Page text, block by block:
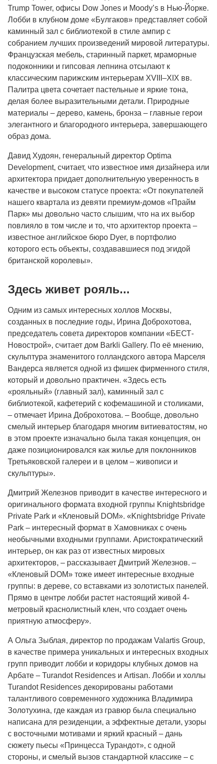
Trump Tower, офисы Dow Jones и Moody’s в Нью-Йорке.
Лобби в клубном доме «Булгаков» представляет собой
каминный зал с библиотекой в стиле ампир с
собранием лучших произведений мировой литературы.
Французская мебель, старинный паркет, мраморные
подоконники и гипсовая лепнина отсылают к
классическим парижским интерьерам XVIII–XIX вв.
Палитра цвета сочетает пастельные и яркие тона,
делая более выразительными детали. Природные
материалы – дерево, камень, бронза – главные герои
элегантного и благородного интерьера, завершающего
образ дома.
Давид Худоян, генеральный директор Optima
Development, считает, что известное имя дизайнера или
архитектора придает дополнительную уверенность в
качестве и высоком статусе проекта: «От покупателей
нашего квартала из девяти премиум-домов «Прайм
Парк» мы довольно часто слышим, что на их выбор
повлияло в том числе и то, что архитектор проекта –
известное английское бюро Dyer, в портфолио
которого есть объекты, создававшиеся под эгидой
британской королевы».
Здесь живет рояль...
Одним из самых интересных холлов Москвы,
созданных в последние годы, Ирина Доброхотова,
председатель совета директоров компании «БЕСТ-
Новострой», считает дом Barkli Gallery. По её мнению,
скульптура знаменитого голландского автора Марселя
Вандерса является одной из фишек фирменного стиля,
который и довольно практичен. «Здесь есть
«рояльный» (главный зал), каминный зал с
библиотекой, кафетерий с кофемашиной и столиками,
– отмечает Ирина Доброхотова. – Вообще, довольно
смелый интерьер благодаря многим витиеватостям, но
в этом проекте изначально была такая концепция, он
даже позиционировался как жилье для поклонников
Третьяковской галереи и в целом – живописи и
скульптуры».
Дмитрий Железнов приводит в качестве интересного и
оригинального формата входной группы Knightsbridge
Private Park и «Кленовый DOM». «Knightsbridge Private
Park – интересный формат в Хамовниках с очень
необычными входными группами. Аристократический
интерьер, он как раз от известных мировых
архитекторов, – рассказывает Дмитрий Железнов. –
«Кленовый DOM» тоже имеет интересные входные
группы: в дереве, со вставками из золотистых панелей.
Прямо в центре лобби растет настоящий живой 4-
метровый краснолистный клен, что создает очень
приятную атмосферу».
А Ольга Зыблая, директор по продажам Valartis Group,
в качестве примера уникальных и интересных входных
групп приводит лобби и коридоры клубных домов на
Арбате – Turandot Residences и Artisan. Лобби и холлы
Turandot Residences декорированы работами
талантливого современного художника Владимира
Золотухина, где каждая из гравюр была специально
написана для резиденции, а эффектные детали, узоры
с восточными мотивами и яркий красный – дань
сюжету пьесы «Принцесса Турандот», с одной
стороны, и смелый вызов стандартной классике – с